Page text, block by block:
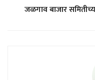
जळगाव बाजार